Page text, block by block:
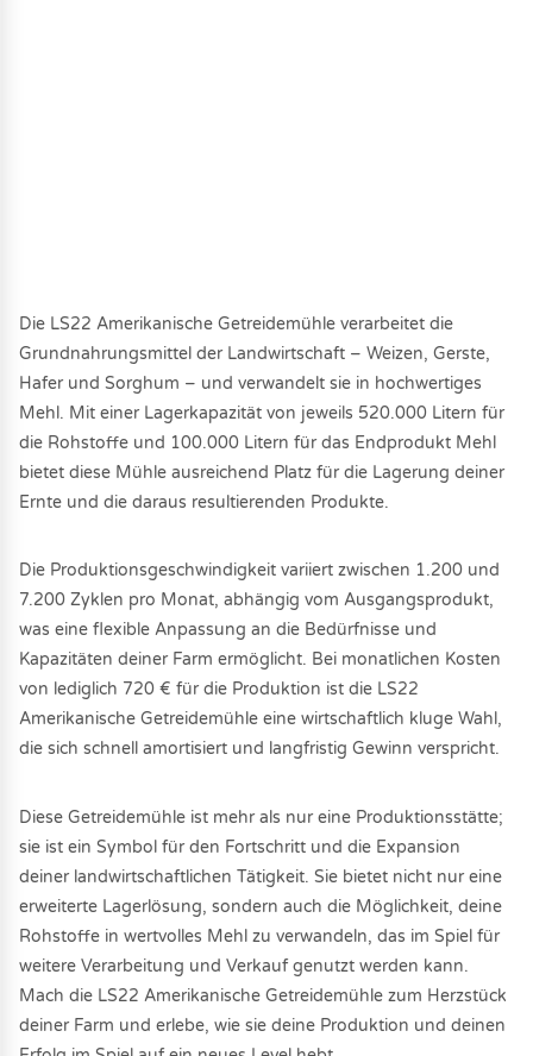
Die LS22 Amerikanische Getreidemühle verarbeitet die
Grundnahrungsmittel der Landwirtschaft – Weizen, Gerste,
Hafer und Sorghum – und verwandelt sie in hochwertiges
Mehl. Mit einer Lagerkapazität von jeweils 520.000 Litern für
die Rohstoffe und 100.000 Litern für das Endprodukt Mehl
bietet diese Mühle ausreichend Platz für die Lagerung deiner
Ernte und die daraus resultierenden Produkte.
Die Produktionsgeschwindigkeit variiert zwischen 1.200 und
7.200 Zyklen pro Monat, abhängig vom Ausgangsprodukt,
was eine flexible Anpassung an die Bedürfnisse und
Kapazitäten deiner Farm ermöglicht. Bei monatlichen Kosten
von lediglich 720 € für die Produktion ist die LS22
Amerikanische Getreidemühle eine wirtschaftlich kluge Wahl,
die sich schnell amortisiert und langfristig Gewinn verspricht.
Diese Getreidemühle ist mehr als nur eine Produktionsstätte;
sie ist ein Symbol für den Fortschritt und die Expansion
deiner landwirtschaftlichen Tätigkeit. Sie bietet nicht nur eine
erweiterte Lagerlösung, sondern auch die Möglichkeit, deine
Rohstoffe in wertvolles Mehl zu verwandeln, das im Spiel für
weitere Verarbeitung und Verkauf genutzt werden kann.
Mach die LS22 Amerikanische Getreidemühle zum Herzstück
deiner Farm und erlebe, wie sie deine Produktion und deinen